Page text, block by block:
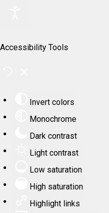
Accessibility Tools
Invert colors
Monochrome
Dark contrast
Light contrast
Low saturation
High saturation
Highlight links